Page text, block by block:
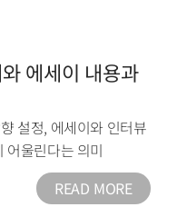
에세이 내용과
설정, 에세이와 인터뷰
어울린다는 의미
READ MORE